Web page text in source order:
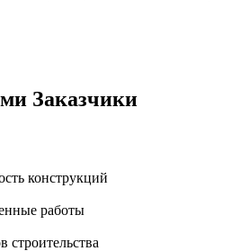
Заказчики
конструкций
работы
строительства